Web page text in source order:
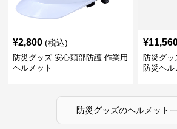
¥2,800 (税込)
防災グッズ 安心頭部防護 作業用
ヘルメット
¥
防災グッ
防災ヘル
防災グッズのヘルメット